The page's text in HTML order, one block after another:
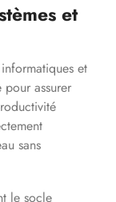
et
et
pour assurer
sans
le socle